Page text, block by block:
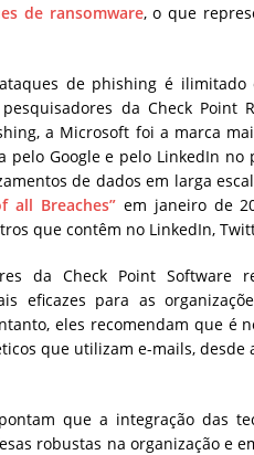
de ransomware, o que
de phishing é
da Check Point
a Microsoft foi a marca
pelo Google e pelo LinkedIn
de dados em larga
all Breaches”em janeiro de
que contêm no LinkedIn,
da Check Point
eficazes para as
eles recomendam que é
que utilizam e-mails,
que a integração das
robustas na organização e